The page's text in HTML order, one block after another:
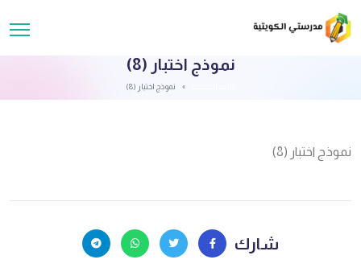
نموذج اختبار (8)
نموذج اختبار (8)
نموذج اختبار (8)
شارك